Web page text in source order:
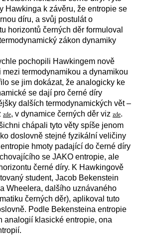
Hawkinga k závěru, že entropie se
díru, a svůj postulát o
horizontů černých děr formuloval
zákon dynamiky
pochopili Hawkingem nově
termodynamikou a dynamikou
se jim dokázat, že analogicky ke
se dají pro černé díry
dalších termodynamických vět –
zde, v dynamice černých děr viz zde.
chápali tyto věty spíše jenom
doslovně stejné fyzikální veličiny
hmoty padající do černé díry
se JAKO entropie, ale
černé díry. K Hawkingově
student, Jacob Bekenstein
Wheelera, dalšího uznávaného
černých děr), aplikoval tuto
Podle Bekensteina entropie
analogií klasické entropie, ona